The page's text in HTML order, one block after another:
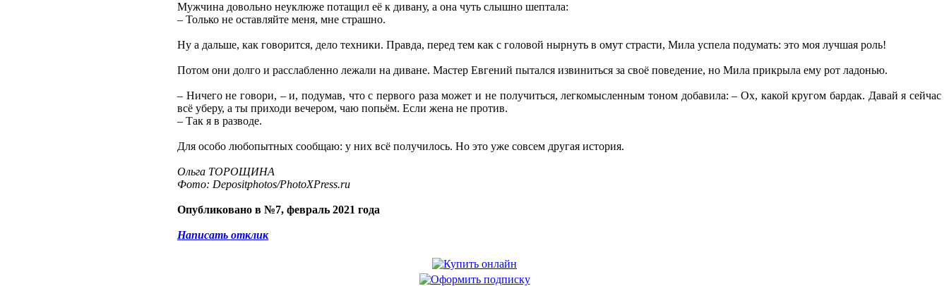
Мужчина довольно неуклюже потащил её к дивану, а она чуть слышно шептала:
– Только не оставляйте меня, мне страшно.
Ну а дальше, как говорится, дело техники. Правда, перед тем как с головой нырнуть в омут страсти, Мила успела подумать: это моя лучшая роль!
Потом они долго и расслабленно лежали на диване. Мастер Евгений пытался извиниться за своё поведение, но Мила прикрыла ему рот ладонью.
– Ничего не говори, – и, подумав, что с первого раза может и не получиться, легкомысленным тоном добавила: – Ох, какой кругом бардак. Давай я сейчас
всё уберу, а ты приходи вечером, чаю попьём. Если жена не против.
– Так я в разводе.
Для особо любопытных сообщаю: у них всё получилось. Но это уже совсем другая история.
Ольга ТОРОЩИНА
Фото: Depositphotos/PhotoXPress.ru
Опубликовано в №7, февраль 2021 года
Написать отклик